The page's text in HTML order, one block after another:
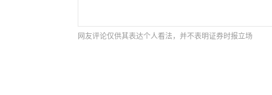
网友评论仅供其表达个人看法，并不表明证券时报立场